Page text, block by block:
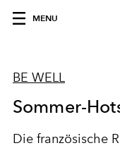
MENU
BE WELL
Sommer-
Die französische